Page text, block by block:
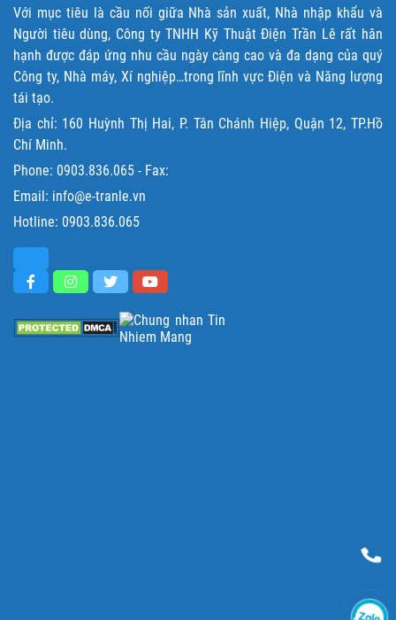
Với mục tiêu là cầu nối giữa Nhà sản xuất, Nhà nhập khẩu và
Người tiêu dùng, Công ty TNHH Kỹ Thuật Điện Trần Lê rất hân
hạnh được đáp ứng nhu cầu ngày càng cao và đa dạng của quý
Công ty, Nhà máy, Xí nghiệp…trong lĩnh vực Điện và Năng lượng
tái tạo.
Địa chỉ: 160 Huỳnh Thị Hai, P. Tân Chánh Hiệp, Quận 12, TP.Hồ
Chí Minh.
Phone: 0903.836.065 - Fax:
Email: info@e-tranle.vn
Hotline: 0903.836.065